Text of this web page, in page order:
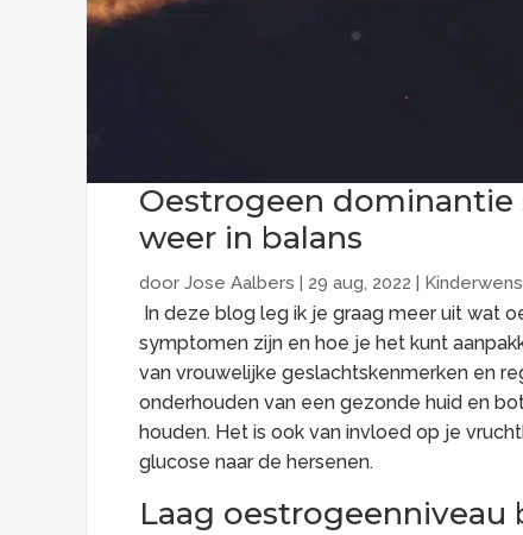
Oestrogeen
weer in balans
doorJose Aalbers | 29 aug, 2022 | Kinderwens
In deze blog leg ik je graag meer uit wat
symptomen zijn en hoe je het kunt
van vrouwelijke geslachtskenmerken en
onderhouden van een gezonde huid en
houden. Het is ook van invloed op je
glucose naar de hersenen.
Laag oestrogeenniveau